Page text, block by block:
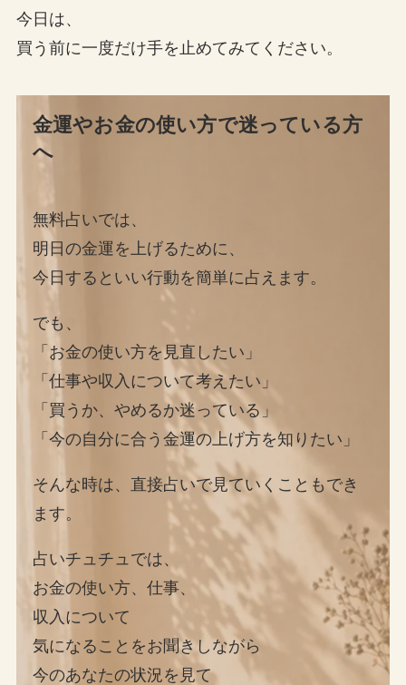
今日は、
買う前に一度だけ手を止めてみてください。
金運やお金の使い方で迷っている方
へ
無料占いでは、
明日の金運を上げるために、
今日するといい行動を簡単に占えます。
でも、
「お金の使い方を見直したい」
「仕事や収入について考えたい」
「買うか、やめるか迷っている」
「今の自分に合う金運の上げ方を知りたい」
そんな時は、直接占いで見ていくこともでき
ます。
占いチュチュでは、
お金の使い方、仕事、
収入について
気になることをお聞きしながら
今のあなたの状況を見て